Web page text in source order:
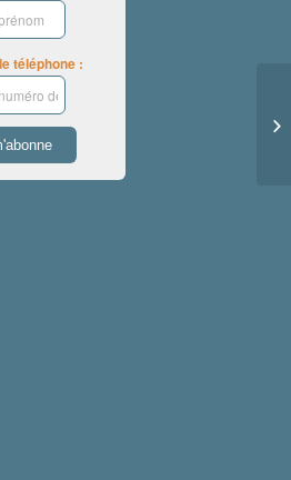
téléphone :